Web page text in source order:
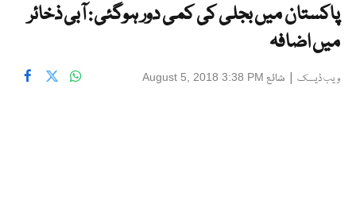
پاکستان میں بجلی کی کمی دور ہوگئی : آبی ذخائر
میں اضافہ
ویب ڈیسک | شائع August 5, 2018 3:38 PM